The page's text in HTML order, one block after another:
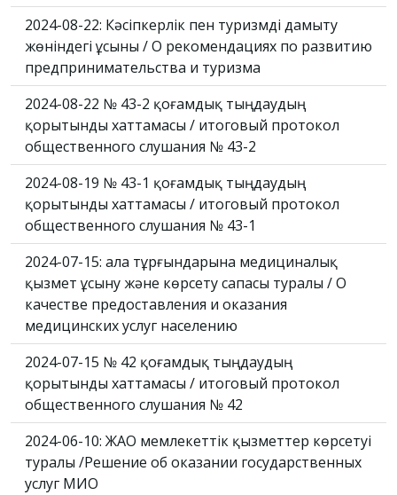
2024-08-22: Кәсіпкерлік пен туризмді дамыту
жөніндегі ұсыны / О рекомендациях по развитию
предпринимательства и туризма
2024-08-22 № 43-2 қоғамдық тыңдаудың
қорытынды хаттамасы / итоговый протокол
общественного слушания № 43-2
2024-08-19 № 43-1 қоғамдық тыңдаудың
қорытынды хаттамасы / итоговый протокол
общественного слушания № 43-1
2024-07-15: Қала тұрғындарына медициналық
қызмет ұсыну және көрсету сапасы туралы / О
качестве предоставления и оказания
медицинских услуг населению
2024-07-15 № 42 қоғамдық тыңдаудың
қорытынды хаттамасы / итоговый протокол
общественного слушания № 42
2024-06-10: ЖАО мемлекеттік қызметтер көрсетуі
туралы /Решение об оказании государственных
услуг МИО